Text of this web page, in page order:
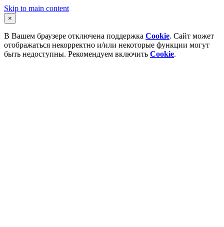
Skip to main content
×
В Вашем браузере отключена поддержка Cookie. Сайт может
отображаться некорректно и/или некоторые функции могут
быть недоступны. Рекомендуем включить Cookie.